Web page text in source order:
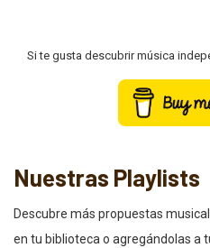
Si te gusta descubrir música
Nuestras Playlists
Descubre más propuestas
en tu biblioteca o agregándolas